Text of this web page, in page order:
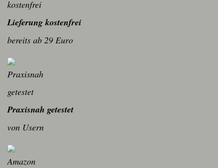
Lieferung kostenfrei
bereits ab 29 Euro
Praxisnah getestet
von Usern